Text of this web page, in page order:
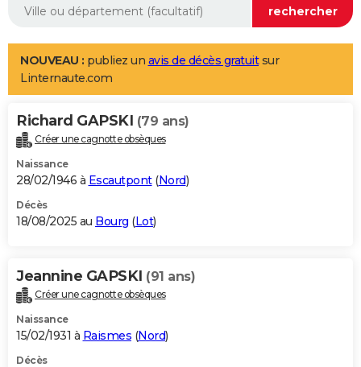
Aménagement intérieur
LIFESTYLE
Art de vivre
Bien-être
Loisirs
Mode
Modes de vie
Alimentation
Guide de la santé
Maladies
Médicaments
Sommeil
VOYAGE
Destinations
City break
Voyage nature
Voyage de noces
Forum
Climat
+PHOTO
GUIDES D'ACHAT
BONS PLANS
Carte de Noël
Carte Bonne année
Carte Saint-Valentin
Carte Pâques
Carte d'anniversaire
DICTIONNAIRE
Dictionnaire
Biographies
Citations
Expressions
Proverbes
PROGRAMME TV
NOUVEAU : publiez un avis de décès gratuitsur
Linternaute.com
Richard GAPSKI (79 ans)
Créer une cagnotte obsèques
Naissance
28/02/1946 à Escautpont(Nord)
Décès
18/08/2025 au Bourg (Lot)
Jeannine GAPSKI (91 ans)
Créer une cagnotte obsèques
Naissance
15/02/1931 à Raismes (Nord)
Décès